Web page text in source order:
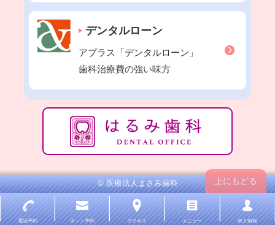
2021年06月
2021年05月
2021年04月
2021年03月
2021年02月
2021年01月
2020年12月
2020年11月
2020年09月
2020年08月
2020年07月
デンタルローン
アプラス「デンタルローン」
歯科治療費の強い味方
上にもどる
© 医療法人まさみ歯科
電話予約 ネット予約 アクセス メニュー 求人情報